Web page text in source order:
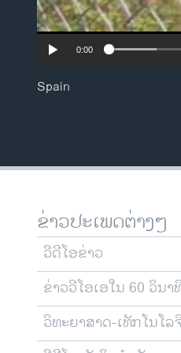
0:00
Spain
ຂ່າວປະເພດຕ່າງໆ
ວີດີໂອຂ່າວ
ຂ່າວວີໂອເອໃນ 60 ວິນາ
ວິທະຍາສາດ-ເທັກໂນໂລ